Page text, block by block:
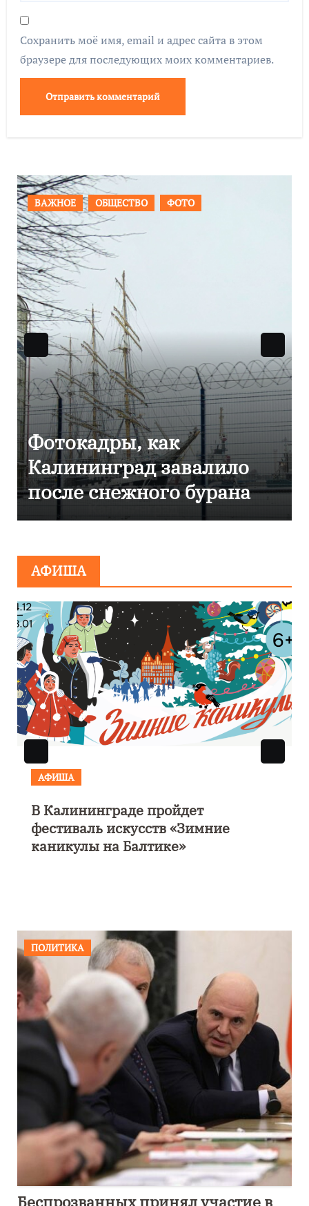
Сохранить моё имя, email и адрес сайта в этом
браузере для последующих моих комментариев.
ФОТО
завалило
бурана
ПРОИСШЕСТВИЯ
Фоторепортаж
Калининграде
эвакуировали
сообщения о
АФИША
АФИША
В Калининграде пройдет
фестиваль искусств «Зимние
каникулы на Балтике»
ПОЛИТИКА
Беспрозванных принял участие в